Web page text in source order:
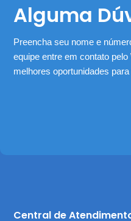
Alguma
Preencha seu nome e
equipe entre em contato
melhores oportunidades
Central de